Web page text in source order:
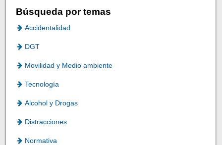
Búsqueda por temas
Accidentalidad
DGT
Movilidad y Medio ambiente
Tecnología
Alcohol y Drogas
Distracciones
Normativa